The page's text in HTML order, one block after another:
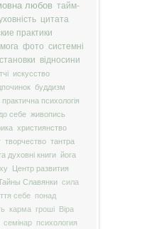
любов тайм-
цитата
практики
фото системні
відносини
искусство
буддизм
практична психологія
себе живопись
християнство
творчество тантра
та духовні книги йога
Центр развития
Славянки сила
себе
понад
карма гроші Віра
семінар психология